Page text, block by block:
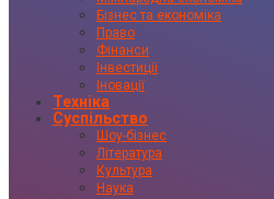
Бізнес та економіка
Право
Фінанси
Інвестиції
Іновації
Техніка
Суспільство
Шоу-бізнес
Література
Культура
Наука